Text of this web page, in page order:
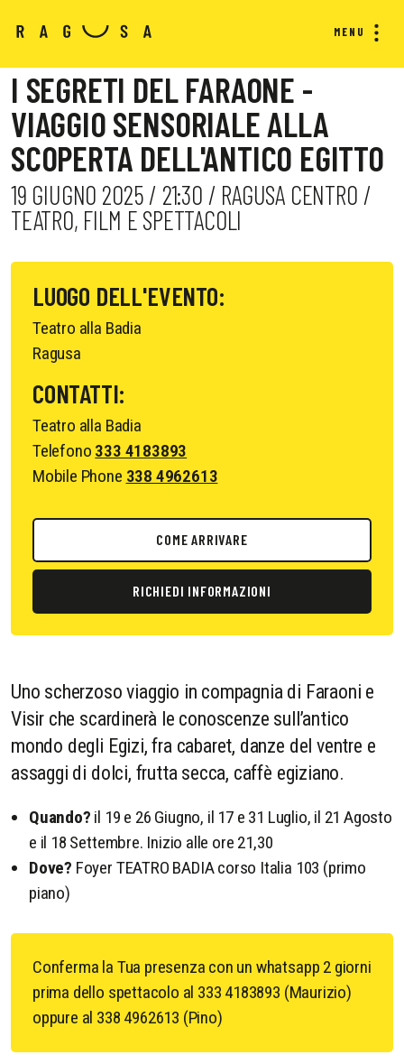
MENU
I SEGRETI DEL FARAONE -
VIAGGIO SENSORIALE ALLA
SCOPERTA DELL'ANTICO EGITTO
19 GIUGNO 2025 / 21:30 / RAGUSA CENTRO /
TEATRO, FILM E SPETTACOLI
LUOGO DELL'EVENTO:
Teatro alla Badia
Ragusa
CONTATTI:
Teatro alla Badia
Telefono 333 4183893
Mobile Phone 338 4962613
COME ARRIVARE
RICHIEDI INFORMAZIONI
Uno scherzoso viaggio in compagnia di Faraoni e
Visir che scardinerà le conoscenze sull’antico
mondo degli Egizi, fra cabaret, danze del ventre e
assaggi di dolci, frutta secca, caffè egiziano.
Quando? il 19 e 26 Giugno, il 17 e 31 Luglio, il 21 Agosto
e il 18 Settembre. Inizio alle ore 21,30
Dove? Foyer TEATRO BADIA corso Italia 103 (primo
piano)
Conferma la Tua presenza con un whatsapp 2 giorni
prima dello spettacolo al 333 4183893 (Maurizio)
oppure al 338 4962613 (Pino)